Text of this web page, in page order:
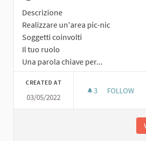
Descrizione
Realizzare un'area pic-nic
Soggetti coinvolti
Il tuo ruolo
Una parola chiave per...
CREATED AT
03/05/2022
3 3 FOLLOWERS
FOLLOW